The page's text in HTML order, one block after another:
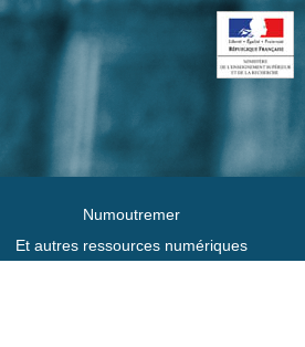
Numoutremer
Et autres ressources numériques